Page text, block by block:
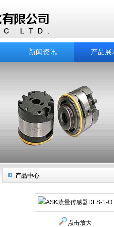
新闻资讯 产品展
产品中心
点击放大